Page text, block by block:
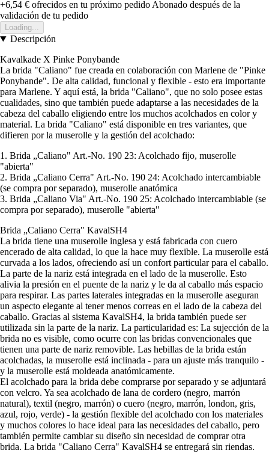
+6,54 € ofrecidos en tu próximo pedido Abonado después de la
validación de tu pedido
Loading...
Descripción
Kavalkade X Pinke Ponybande
La brida "Caliano" fue creada en colaboración con Marlene de "Pinke
Ponybande". De alta calidad, funcional y flexible - esto era importante
para Marlene. Y aquí está, la brida "Caliano", que no solo posee estas
cualidades, sino que también puede adaptarse a las necesidades de la
cabeza del caballo eligiendo entre los muchos acolchados en color y
material. La brida "Caliano" está disponible en tres variantes, que
difieren por la muserolle y la gestión del acolchado:
1. Brida „Caliano" Art.-No. 190 23: Acolchado fijo, muserolle
"abierta"
2. Brida „Caliano Cerra" Art.-No. 190 24: Acolchado intercambiable
(se compra por separado), muserolle anatómica
3. Brida „Caliano Via" Art.-No. 190 25: Acolchado intercambiable (se
compra por separado), muserolle "abierta"
Brida „Caliano Cerra" KavalSH4
La brida tiene una muserolle inglesa y está fabricada con cuero
encerado de alta calidad, lo que la hace muy flexible. La muserolle está
curvada a los lados, ofreciendo así un confort particular para el caballo.
La parte de la nariz está integrada en el lado de la muserolle. Esto
alivia la presión en el puente de la nariz y le da al caballo más espacio
para respirar. Las partes laterales integradas en la muserolle aseguran
un aspecto elegante al tener menos correas en el lado de la cabeza del
caballo. Gracias al sistema KavalSH4, la brida también puede ser
utilizada sin la parte de la nariz. La particularidad es: La sujección de la
brida no es visible, como ocurre con las bridas convencionales que
tienen una parte de nariz removible. Las hebillas de la brida están
acolchadas, la muserolle está inclinada - para un ajuste más tranquilo -
y la muserolle está moldeada anatómicamente.
El acolchado para la brida debe comprarse por separado y se adjuntará
con velcro. Ya sea acolchado de lana de cordero (negro, marrón
natural), textil (negro, marrón) o cuero (negro, marrón, london, gris,
azul, rojo, verde) - la gestión flexible del acolchado con los materiales
y muchos colores lo hace ideal para las necesidades del caballo, pero
también permite cambiar su diseño sin necesidad de comprar otra
brida. La brida "Caliano Cerra" KavalSH4 se entregará sin riendas.